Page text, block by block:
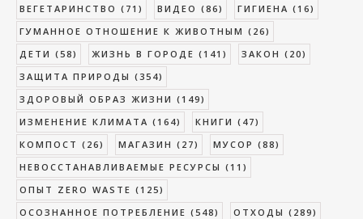
ВЕГЕТАРИНСТВО (71) ВИДЕО (86) ГИГИЕНА (16)
ГУМАННОЕ ОТНОШЕНИЕ К ЖИВОТНЫМ (26)
ДЕТИ (58) ЖИЗНЬ В ГОРОДЕ (141) ЗАКОН (20)
ЗАЩИТА ПРИРОДЫ (354)
ЗДОРОВЫЙ ОБРАЗ ЖИЗНИ (149)
ИЗМЕНЕНИЕ КЛИМАТА (164) КНИГИ (47)
КОМПОСТ (26) МАГАЗИН (27) МУСОР (88)
НЕВОССТАНАВЛИВАЕМЫЕ РЕСУРСЫ (11)
ОПЫТ ZERO WASTE (125)
ОСОЗНАННОЕ ПОТРЕБЛЕНИЕ (548) ОТХОДЫ (289)